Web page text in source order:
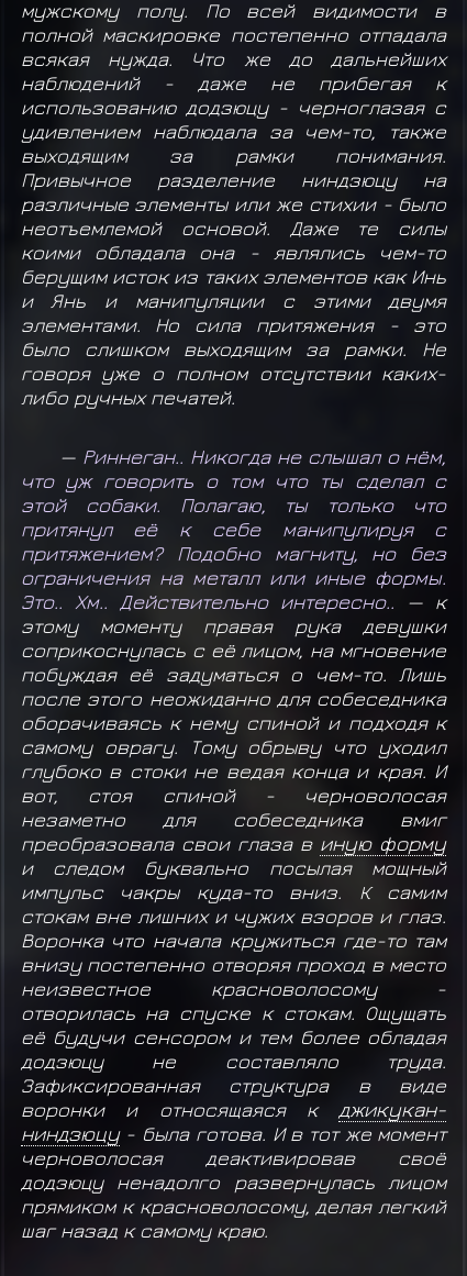
мужскому полу. По всей видимости в
полной маскировке постепенно отпадала
всякая нужда. Что же до дальнейших
наблюдений - даже не прибегая к
использованию додзюцу - черноглазая с
удивлением наблюдала за чем-то, также
выходящим за рамки понимания.
Привычное разделение ниндзюцу на
различные элементы или же стихии - было
неотъемлемой основой. Даже те силы
коими обладала она - являлись чем-то
берущим исток из таких элементов как Инь
и Янь и манипуляции с этими двумя
элементами. Но сила притяжения - это
было слишком выходящим за рамки. Не
говоря уже о полном отсутствии каких-
либо ручных печатей.
— Риннеган.. Никогда не слышал о нём,
что уж говорить о том что ты сделал с
этой собаки. Полагаю, ты только что
притянул её к себе манипулируя с
притяжением? Подобно магниту, но без
ограничения на металл или иные формы.
Это.. Хм.. Действительно интересно.. — к
этому моменту правая рука девушки
соприкоснулась с её лицом, на мгновение
побуждая её задуматься о чем-то. Лишь
после этого неожиданно для собеседника
оборачиваясь к нему спиной и подходя к
самому оврагу. Тому обрыву что уходил
глубоко в стоки не ведая конца и края. И
вот, стоя спиной - черноволосая
незаметно для собеседника вмиг
преобразовала свои глаза в иную форму
и следом буквально посылая мощный
импульс чакры куда-то вниз. К самим
стокам вне лишних и чужих взоров и глаз.
Воронка что начала кружиться где-то там
внизу постепенно отворяя проход в место
неизвестное красноволосому -
отворилась на спуске к стокам. Ощущать
её будучи сенсором и тем более обладая
додзюцу не составляло труда.
Зафиксированная структура в виде
воронки и относящаяся к джикукан-
ниндзюцу- была готова. И в тот же момент
черноволосая деактивировав своё
додзюцу ненадолго развернулась лицом
прямиком к красноволосому, делая легкий
шаг назад к самому краю.